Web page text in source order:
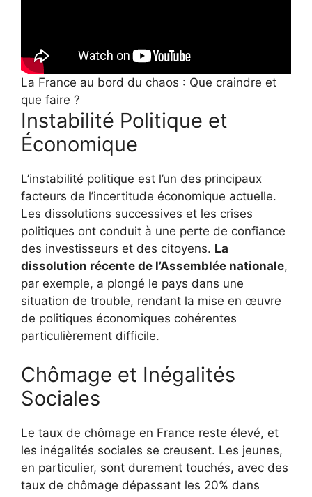
La France au bord du chaos : Que craindre et
que faire ?
Instabilité Politique et
Économique
L’instabilité politique est l’un des principaux
facteurs de l’incertitude économique actuelle.
Les dissolutions successives et les crises
politiques ont conduit à une perte de confiance
des investisseurs et des citoyens. La
dissolution récente de l’Assemblée nationale,
par exemple, a plongé le pays dans une
situation de trouble, rendant la mise en œuvre
de politiques économiques cohérentes
particulièrement difficile.
Chômage et Inégalités
Sociales
Le taux de chômage en France reste élevé, et
les inégalités sociales se creusent. Les jeunes,
en particulier, sont durement touchés, avec des
taux de chômage dépassant les 20% dans